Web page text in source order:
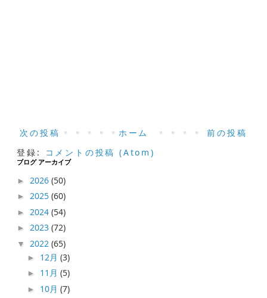
次の投稿 前の投稿
ホーム
登録:
コメントの投稿 (Atom)
ブログ アーカイブ
► 2026(50)
► 2025(60)
► 2024(54)
► 2023(72)
▼ 2022(65)
► 12月(3)
► 11月(5)
► 10月(7)